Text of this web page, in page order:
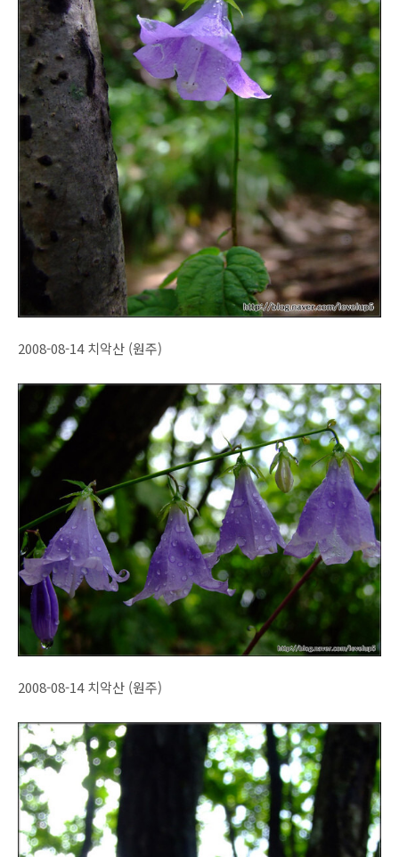
2008-08-14 치악산 (원주)
2008-08-14 치악산 (원주)